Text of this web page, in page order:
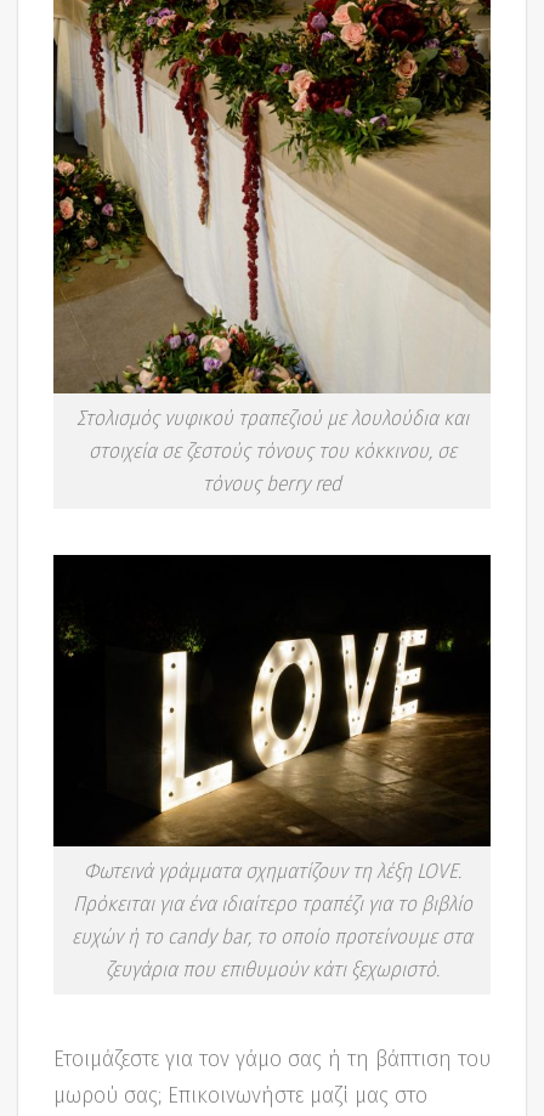
Στολισμός νυφικού τραπεζιού με λουλούδια και
στοιχεία σε ζεστούς τόνους του κόκκινου, σε
τόνους berry red
Φωτεινά γράμματα σχηματίζουν τη λέξη LOVE.
Πρόκειται για ένα ιδιαίτερο τραπέζι για το βιβλίο
ευχών ή το candy bar, το οποίο προτείνουμε στα
ζευγάρια που επιθυμούν κάτι ξεχωριστό.
Ετοιμάζεστε για τον γάμο σας ή τη βάπτιση του
μωρού σας; Επικοινωνήστε μαζί μας στο